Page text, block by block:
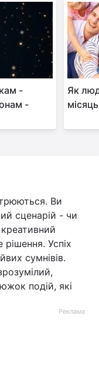
-
-
Як
Ви
сценарій - чи
Успіх
сумнівів.
подій, які
Реклама